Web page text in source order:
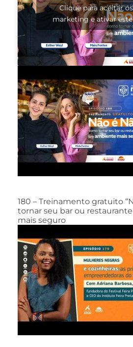
Clique para aceitar
marketing e ativar
180 – Treinamento gratuito
tornar seu bar ou
mais seguro